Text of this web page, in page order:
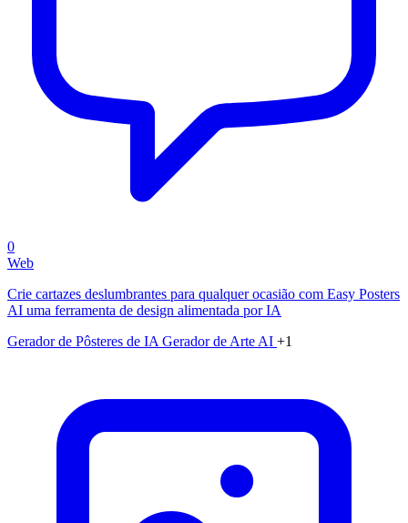
0
Web
Crie cartazes deslumbrantes para qualquer ocasião com Easy Posters
AI uma ferramenta de design alimentada por IA
Gerador de Pôsteres de IA Gerador de Arte AI +1